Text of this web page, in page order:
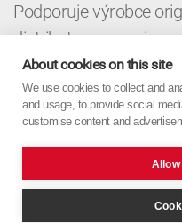
Podporuje výrobce
distributory a servisy
místními znalostmi.
KYBEurope spojuje
evropským
About cookies on this site
We use cookies to collect and
and usage, to provide social
customise content and